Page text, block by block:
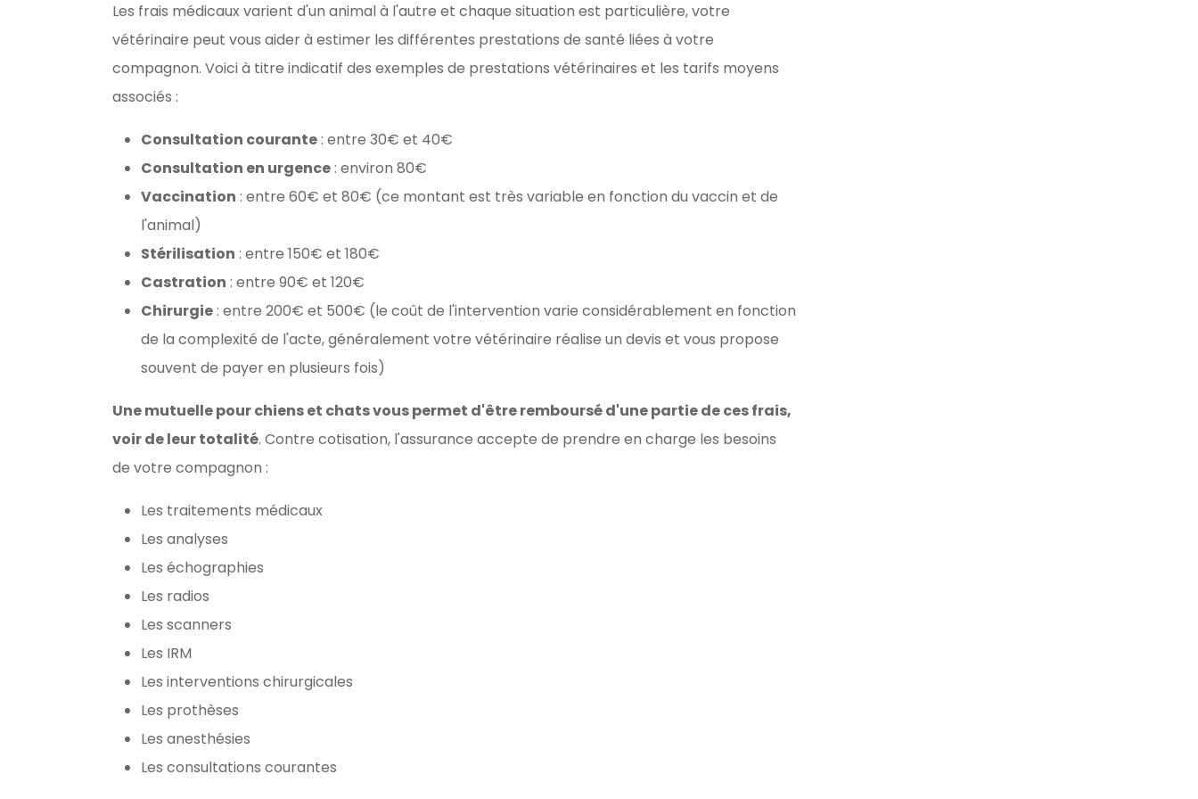
Les frais médicaux varient d'un animal à l'autre et chaque situation est particulière, votre
vétérinaire peut vous aider à estimer les différentes prestations de santé liées à votre
compagnon. Voici à titre indicatif des exemples de prestations vétérinaires et les tarifs moyens
associés :
Consultation courante: entre 30€ et 40€
Consultation en urgence: environ 80€
Vaccination : entre 60€ et 80€ (ce montant est très variable en fonction du vaccin et de
l'animal)
Stérilisation : entre 150€ et 180€
Castration : entre 90€ et 120€
Chirurgie: entre 200€ et 500€ (le coût de l'intervention varie considérablement en fonction
de la complexité de l'acte, généralement votre vétérinaire réalise un devis et vous propose
souvent de payer en plusieurs fois)
Une mutuelle pour chiens et chats vous permet d'être remboursé d'une partie de ces frais,
voir de leur totalité. Contre cotisation, l'assurance accepte de prendre en charge les besoins
de votre compagnon :
Les traitements médicaux
Les analyses
Les échographies
Les radios
Les scanners
Les IRM
Les interventions chirurgicales
Les prothèses
Les anesthésies
Les consultations courantes